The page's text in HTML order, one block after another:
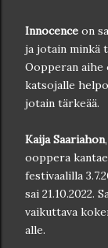
Innocence on
ja jotain minkä
Oopperan aihe
katsojalle
jotain tärkeää.
Kaija Saariahon,
ooppera
festivaalilla
sai 21.10.2022.
vaikuttava
alle.